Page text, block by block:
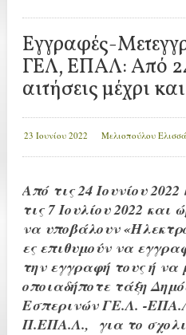
Εγγραφές-
ΓΕΛ, ΕΠΑΛ: Από
αιτήσεις μέχρι
23 Ιουνίου 2022 Μελιοπούλου
Από τις 24 Ιουνίου
τις 7 Ιουλίου 2022
να υποβάλουν
ες επιθυμούν να
την εγγραφή τους ή
οποιαδήποτε τάξη
Εσπερινών ΓΕ.Λ. -
Π.ΕΠΑ.Λ., για το